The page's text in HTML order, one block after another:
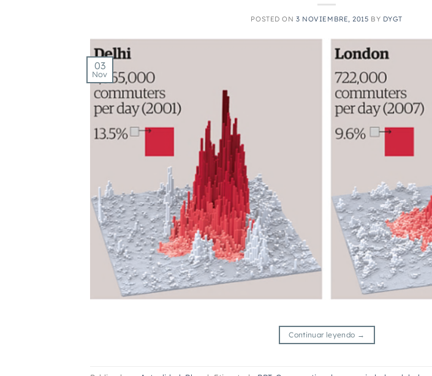
POSTED ON3 NOVIEMBRE, 2015 BY DYGT
03
Nov
Continuar leyendo →